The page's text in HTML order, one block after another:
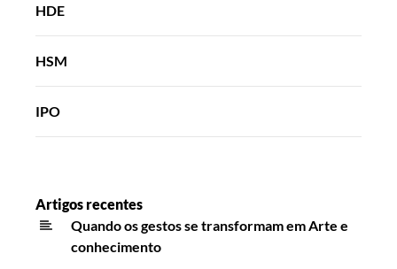
HDE
HSM
IPO
Artigos recentes
Quando os gestos se transformam em Arte e
conhecimento